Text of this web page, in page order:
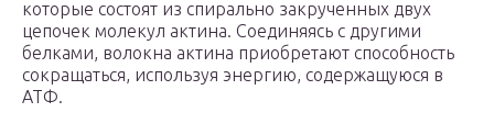
которые состоят из спирально закрученных двух
цепочек молекул актина. Соединяясь с другими
белками, волокна актина приобретают способность
сокращаться, используя энергию, содержащуюся в
АТФ.